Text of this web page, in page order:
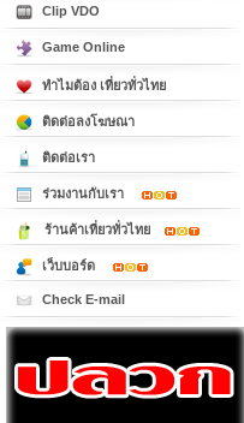
Clip VDO
Game Online
ทำไมต้อง เที่ยวทั่วไทย
ติดต่อลงโฆษณา
ติดต่อเรา
ร่วมงานกับเรา
ร้านค้าเที่ยวทั่วไทย
เว็บบอร์ด
Check E-mail